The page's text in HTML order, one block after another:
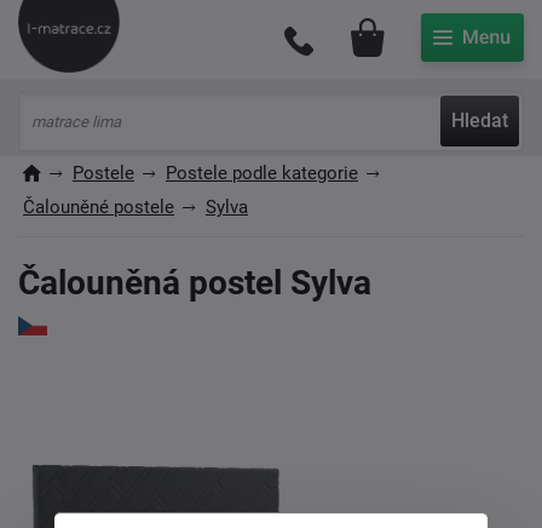
Hledat
Můj účet
Postele
Postele podle kategorie
Čalouněné postele
Sylva
Čalouněná postel Sylva